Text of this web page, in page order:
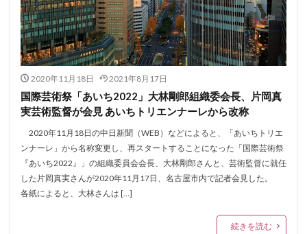
2020年11月18日 2021年8月17日
国際芸術祭「あいち2022」大林剛郎組織委会長、片岡真
実芸術監督が会見 あいちトリエンナーレから改称
2020年11月18日の中日新聞（WEB）などによると、「あいちトリエ
ンナーレ」から名称変更し、再スタートすることになった「国際芸術祭
『あいち2022』」の組織委員会会長、大林剛郎さんと、芸術監督に就任
した片岡真実さんが2020年11月17日、名古屋市内で記者会見した。
各紙によると、大林さんは […]
続きを読む